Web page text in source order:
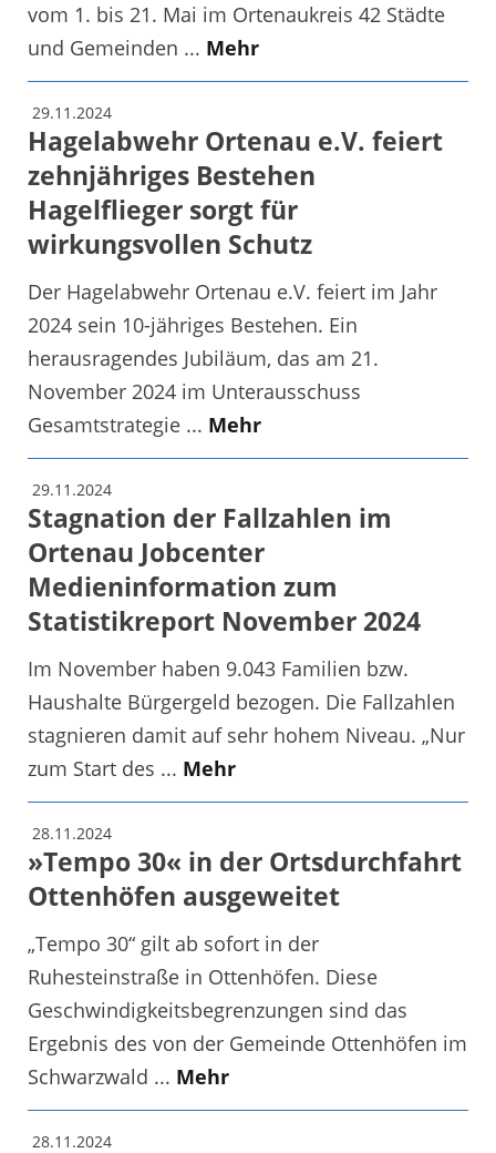
vom 1. bis 21. Mai im Ortenaukreis 42 Städte
und Gemeinden ... Mehr
29.11.2024
Hagelabwehr Ortenau e.V. feiert
zehnjähriges Bestehen
Hagelflieger sorgt für
wirkungsvollen Schutz
Der Hagelabwehr Ortenau e.V. feiert im Jahr
2024 sein 10-jähriges Bestehen. Ein
herausragendes Jubiläum, das am 21.
November 2024 im Unterausschuss
Gesamtstrategie ... Mehr
29.11.2024
Stagnation der Fallzahlen im
Ortenau Jobcenter
Medieninformation zum
Statistikreport November 2024
Im November haben 9.043 Familien bzw.
Haushalte Bürgergeld bezogen. Die Fallzahlen
stagnieren damit auf sehr hohem Niveau. „Nur
zum Start des ... Mehr
28.11.2024
»Tempo 30« in der Ortsdurchfahrt
Ottenhöfen ausgeweitet
„Tempo 30“ gilt ab sofort in der
Ruhesteinstraße in Ottenhöfen. Diese
Geschwindigkeitsbegrenzungen sind das
Ergebnis des von der Gemeinde Ottenhöfen im
Schwarzwald ... Mehr
28.11.2024